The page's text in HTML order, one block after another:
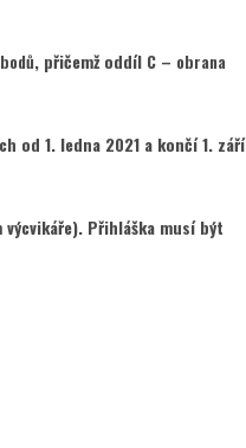
, přičemž oddíl C – obrana
od 1. ledna 2021 a končí 1. září
Přihláška musí být